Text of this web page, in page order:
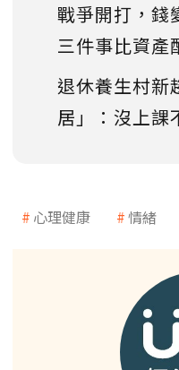
戰爭開打，錢
三件事比資產
退休養生村新
居」：沒上課
心理健康 情緒